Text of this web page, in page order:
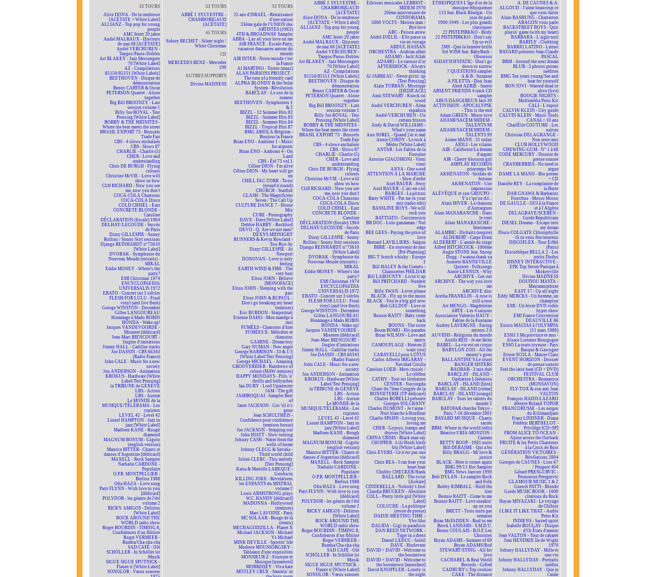
33 TOURS
Alice DONA - De la tendresse
[ACÉTATE + White Label]
ALLIANZ - Top pop for young
people
AMC feiert 20 jahre
André MALRAUX - Discours
de mai 68 [ACÉTATE]
André VERCHUREN -
Tangos/Pasos-Dobles
Art BLAKEY - Jazz Messengers
70 [White Label]
AZ - Compilations
85150/85151 [White Labels]
BEETHOVEN - Disque de
démonstration
Benny CARTER & Oscar
PETERSON Quartet - Alone
together
Big Bill BROONZY - Last
session volume 1
Billy Joe ROYAL - Test
Pressing [White Label]
BOBBY & THE MIDNITES -
Where the beat meets the street
BRASIL EXPORT 73 - Brussels
Trade Fair
CBS - 4 slows enchaînés
CBS - Slows 87
CHARLIE - Charlie (5)
CHER - Love and
understanding
Chris DE BURGH - Flying
colours
Christine McVIE - Love will
show us how
Cliff RICHARD - Now you see
me, now you don't
COCA-COLA Chansons
COCA-COLA Disco
COLD CHISEL - East
CONCRETE BLONDE -
Caroline
DÉCLARATION (fiscale) 1964
DELHAY/LECOUDE - Succès
de Paris
Dizzy GILLESPIE - Sonny
Rollins / Sonny Stitt sessions
Django REINHARDT n°73610
[White Label]
DVORAK - Symphonie du
Nouveau Monde (extraits) -
MIKAL
Eddie MONEY - Where's the
party?
EMI Christmas 1974
ENCYCLOPAEDIA
UNIVERSALIS 1972
ERATO - Concert sur 3 siècles
FLESH FOR LULU - Final
vinyl (and live flesh)
George WINSTON - December
Gilles LANGOUREAU
Hommage à Mado ROBIN
HONDA - Wake up!
Jacques VANDEVOORDE -
Miserere [dédicacé]
Jean-Marc BIENCOURT -
Jingles d'imitations
Jimmy HALL - Cadillac tracks
Joe DASSIN - CBS 66343
(Radio France)
John CALE - Music for a new
society
Jon ANDERSON - Animation
KROKUS - Hardware [White
Label/Test Pressing]
la TRIBUNE de GENÈVE
LBS - Action
LBS - Aurum
Le MONDE de la
MUSIQUE/TÉLÉRAMA - Les
copieurs
LEVEL 42 - Level 42
Lionel HAMPTON - Jazz in
jazz [White Label]
Madleen KANE - Rough
diamond
MAGNUM BONUM - Gigolo
(english version)
Maurice BITTER - Chants et
danses d'Argentine [dédicacé]
MAXELL - Rock Sampler
Nathalie CARDONE -
Populaire
O.P.R. MONTPELLIER -
Berlioz 1988
Ofra HAZA - Love song
Patti FLYNN - With love to you
[dédicacé]
POLYDOR - les géants de l'été
volume 2
RICKY AMIGOS - Delirios
[White Label]
ROCK AROUND THE
WORLD radio show
Roger BOURDIN - TIMING 8,
Confidences d'un flûtiste
Roger VERMEER -
Rumba/Cha-cha-cha
SAD CAFÉ - Olé
SCHÖLLER - In Schöller ist
Musik
SIGUE SIGUE SPUTNICK -
Flaunt it [White Label]
SONOLOR - Vœux sonores
33 TOURS
ABBÉ J. SYLVESTRE -
CHAMBORIGAUD
[ACÉTATE]
45 TOURS
Sidney BECHET - Silent night /
White Christmas
CD
MERCEDES BENZ - Mercedes
190
AUTRES SUPPORTS
Divine MADNESS
33 TOURS
25 ans d'ISRAËL - Renaissance
d'une nation
33ème gala de l'UNION des
ARTISTES (1963)
4TH & BROADWAY Sampler
ABBA - Lay all your love on me
AIR FRANCE - Escale-Party,
vacances dansantes autour du
monde
AIR INTER - Notre monde c'est
la France
Al MARTINO - Torero (maxi)
ALAN PARSONS PROJECT -
The turn of a friendly card
ALPHA BLONDY & the Solar
System - Révolution
BARCLAY - Le son de la
rumeur
BEETHOVEN - Symphonies 1
& 2
BIZZL - 12 Sommer Hits 82
BIZZL - Sommer Hits 83
BIZZL - Sommer Hits 84
BIZZL - Tropical Hits 87
BMG ARIOLA Belgium -
Bonjour la France
Brian ENO - Ambient 1 - Music
for airports
Brian ENO - Ambient 4 - On
Land
CBS - Été 73 vol.1
Céline DION - I'm alive
Céline DION - My heart will go
on
CHILL FAC-TORR - Twist
(round'n'round)
CHURCH - Starfish
CLASH - The Magnificent
Seven / The Call Up
CULTURE DANCE 7 - House
Mix
CURE - Pornography
DAVE - Dave [White Label]
Debbie HARRY - Rockbird
DEVO - Q: Are we not men?
DEXYS MIDNIGHT
RUNNERS & Kevin Rowland -
Too-Rye-Ay
Dizzy GILLESPIE - At
Newport
DONOVAN - Love is only
feeling
EARTH WIND & FIRE - The
very best
Elton JOHN - Believe
[MONOFACE]
Elton JOHN - Sleeping with the
past
Elton JOHN & RUPAUL -
Don't go breaking my heart
(remixes)
Eric BURDON - Starportrait
Etienne DAHO - Mon manège à
moi
FUMÉES - Chansons d'hier
FUMÉES II - Mélodies et
chansons
GAMINE - Dream boy
Gary NUMAN - New anger
George HARRISON - 33 & 1/3
[White Label/Test Pressing]
George MICHAEL - Amazing
GROOVERIDER - Rainbows of
colour (MAW remixes)
HAPPY MONDAYS - Pills 'n'
thrills and bellyaches
Ian DURY - Lord Upminster
JAM - The gift
JAMIROQUAI - Sampler Best
of
Janet JACKSON - Got 'til it's
gone
Jean SCHULTHEIS -
Confidence pour confidence
(remixes house)
Joe JACKSON - Stepping out
John HIATT - Slow turning
Johnny CASH - Water from the
wells of home
Johnny CLEGG & Savuka -
Third world child
Julien CLERC - This melody
[Test Pressing]
Katia & Marielle LABEQUE -
Gershwin
KILLING JOKE - Revelations
les ENFANTS du MISTRAL
volume 2
Louis ARMSTRONG plays
W.C. HANDY [dédicacé]
MADONNA - Hollywood
(remixes)
Marc LAVOINE - Paris
MC SOLAAR - Bouge de là
(remix)
MECHAGODZILLA - Planet X
Michael JACKSON - Michael
Vs Michael
MINK DEVILLE - Sportin' life
Modeste MOUSSORGSKY -
Tableaux d'une exposition
MONSIEUR Z - Fourrure et
Musique [numéroté]
MORRISSEY - Viva hate
MÖTLEY CRÜE - Smokin' in
ABBÉ J. SYLVESTRE -
CHAMBORIGAUD
[ACÉTATE]
Alice DONA - De la tendresse
[ACÉTATE + White Label]
ALLIANZ - Top pop for young
people
AMC feiert 20 jahre
André MALRAUX - Discours
de mai 68 [ACÉTATE]
André VERCHUREN -
Tangos/Pasos-Dobles
Art BLAKEY - Jazz Messengers
70 [White Label]
AZ - Compilations
85150/85151 [White Labels]
BEETHOVEN - Disque de
démonstration
Benny CARTER & Oscar
PETERSON Quartet - Alone
together
Big Bill BROONZY - Last
session volume 1
Billy Joe ROYAL - Test
Pressing [White Label]
BOBBY & THE MIDNITES -
Where the beat meets the street
BRASIL EXPORT 73 - Brussels
Trade Fair
CBS - 4 slows enchaînés
CBS - Slows 87
CHARLIE - Charlie (5)
CHER - Love and
understanding
Chris DE BURGH - Flying
colours
Christine McVIE - Love will
show us how
Cliff RICHARD - Now you see
me, now you don't
COCA-COLA Chansons
COCA-COLA Disco
COLD CHISEL - East
CONCRETE BLONDE -
Caroline
DÉCLARATION (fiscale) 1964
DELHAY/LECOUDE - Succès
de Paris
Dizzy GILLESPIE - Sonny
Rollins / Sonny Stitt sessions
Django REINHARDT n°73610
[White Label]
DVORAK - Symphonie du
Nouveau Monde (extraits) -
MIKAL
Eddie MONEY - Where's the
party?
EMI Christmas 1974
ENCYCLOPAEDIA
UNIVERSALIS 1972
ERATO - Concert sur 3 siècles
FLESH FOR LULU - Final
vinyl (and live flesh)
George WINSTON - December
Gilles LANGOUREAU
Hommage à Mado ROBIN
HONDA - Wake up!
Jacques VANDEVOORDE -
Miserere [dédicacé]
Jean-Marc BIENCOURT -
Jingles d'imitations
Jimmy HALL - Cadillac tracks
Joe DASSIN - CBS 66343
(Radio France)
John CALE - Music for a new
society
Jon ANDERSON - Animation
KROKUS - Hardware [White
Label/Test Pressing]
la TRIBUNE de GENÈVE
LBS - Action
LBS - Aurum
Le MONDE de la
MUSIQUE/TÉLÉRAMA - Les
copieurs
LEVEL 42 - Level 42
Lionel HAMPTON - Jazz in
jazz [White Label]
Madleen KANE - Rough
diamond
MAGNUM BONUM - Gigolo
(english version)
Maurice BITTER - Chants et
danses d'Argentine [dédicacé]
MAXELL - Rock Sampler
Nathalie CARDONE -
Populaire
O.P.R. MONTPELLIER -
Berlioz 1988
Ofra HAZA - Love song
Patti FLYNN - With love to you
[dédicacé]
POLYDOR - les géants de l'été
volume 2
RICKY AMIGOS - Delirios
[White Label]
ROCK AROUND THE
WORLD radio show
Roger BOURDIN - TIMING 8,
Confidences d'un flûtiste
Roger VERMEER -
Rumba/Cha-cha-cha
SAD CAFÉ - Olé
SCHÖLLER - In Schöller ist
Musik
SIGUE SIGUE SPUTNICK -
Flaunt it [White Label]
SONOLOR - Vœux sonores
Éditions musicales LEBRIOT -
MIDEM 1970
20ème anniversaire de
CONFORAMA
5000 VOLTS - Motion man /
Bye love
ABC - Poison arrow
Abdel DJELIL - Elle passe sa
vie en voyage
ABDUL HASSAN
ORCHESTRA - Arabian affair
ADAMO - Inch'Allah
ADAMO - Le carosse d'or
AFTERSHOCK - Always
thinking
Al JARREAU - Never givin' up
[Test Pressing]
Alain TURBAN - Mystique
[DÉDICACÉ]
Amii STEWART - Knock on
wood
André VERCHUREN - Alma
española
André VERCHUREN - Un
certain frisson
Andy & David WILLIAMS -
What's your name
Ann SOREL - Quand j'ai si mal
Annie CORDY - Le rock à
Médor [White Label]
ANTAR - Les Fables de la
Fontaine
Antoine GIACOMONI - Vieni
vieni
ANYA - One word
ATTENTION À LA MARCHE
- Slow d'enfer
Axel BAUER - Jessy
Axel BAUER - L'arc-en-ciel
BARGES - La pitxuri
Barry WHITE - Put me in your
mix (radio edit)
BASSLINE BOYS - We will
rock you
BATTIATO - Cuccurucucu
BB DOC - Lolo ganzaman / Nul
edge
BEE GEES - Paying the price of
love
Bernard LAVILLIERS - Saïgon
BIBIE - En souvenir de moi
[Pré-Planning]
BIG T Scotch whisky - Europe
1
Bill HALEY & the Comets -
Chaussettes PHILDAR
Bill LABOUNTY - Livin'it up
Bill PRITCHARD - Number
five
Billy SWAN - Lover please
BLACK - Fly up to the moon
BLACK - You're a big girl now
Bob GELDOF - Love or
something
Bonnie RAITT - Baby come
back
BOONS - The score
Boum BOMO - Hit-parades
Brian WILSON - Love and
mercy
CAMOUFLAGE - Heaven (I
want you)
CARAVELLI pour LOTUS
Carlos Alberto IRIGARAY -
Navidad Criolla
Caroline LOEB - Mots croisés /
Le téléfon
CATHY - Tout est littérature
CENTER - Navsiegda
Chant du 7ème Congrès de la
BONNETERIE (TP dédicacé)
Charles BORELLI présente
Georges SOLCHANY
Charles DUMONT - Je t'aime /
Nuit blanche à Honfleur
Charlie SPAHN - Loving you,
loving me
CHER - Gypsys, tramps and
thieves [White Label]
CHINA CRISIS - Black man ray
CHOPPER - Lili/Heidi bleib
blu [White Label]
Chris EVERS - Ce n'est pas une
vie
Chris REA - I can hear your
heart beat
Chubby CHECKER/Hank
BALLARD - The twist
[Acétate]
CINDERELLA - Nobody's fool
Claudia BRÜCKEN - Absolute
COLL - Pretty little girl [White
Label]
COLUCHE - La politique
(revue de presse)
DADJE MEETING TIME -
Ybo libo
DALIDA - Gigi in paradisco
DAN REED NETWORK -
Tiger in a dress
Daniel LEDUC - Soleil
DAVE - Hurlevent
DAVID + DAVID - Welcome to
the boomtown
DAVID + DAVID - Welcome to
the boomtown [monoface]
David KNOPFLER - Lonely is
the night
ÉTHIOPIQUES L'âge d'or de la
musique éthiopienne
113 feat. Black Rénégat - Un
jour de paix
1900-1949 - Les plus grands
classiques
22 PISTEPIRKKO - Birdy
22 PISTEPIRKKO - Don't say
I'm so evil
2MS - Que la lumière brille
3rd WISH feat. BabyBash -
Obsesion
65DAYSOFSTATIC - Don't go
down to sorrow
7 QUESTIONS sampler
A & B - Suzanne
A FILETTA - Don Juan
Abed AZRIÉ - Suerte
ABSENT FRIENDS 4 track CD
sampler
ABUS DANGEREUX face 39
ACTIVISION - APOCALYPSE
- This is the end
Adam GREEN - Minor love
ADAMI/SACEM/MIDEM -
TALENTS 98
ADAMI/SACEM/MIDEM -
TALENTS 99
Aimee MANN - 31 today
AÏOLI - Les vilains
AIR - Californie/La femme
d'argent
AIR - Cherry blossom girl
AIRPLAY RECORDS
printemps 94
AKHENATON - Soldats de
fortune
AKHENATON - Une
impression
ALÉVÊQUE et son GROUPO -
Y'a c'qu'on dit...
Alain HIVER - La chanson
d'Antraigues
Alain MANARANCHE - Dans
le vent
Alain MANARANCHE -
Sentiment
ALAMBIC - Dichaïtz (respire)
ALDEBERT - Carpe Diem
ALDEBERT - L'année du singe
Alfred HITCHCOCK - 100ème
Angie STONE feat. Snoop
Dogg - I wanna thank ya
Annette BANNEVILLE
Quintet - Folksongs
Annie LENNOX - Why
ARCHIVE - Get out
ARCHIVE - The way you love
me
ARCHIVE:disc
Aretha FRANKLIN - A rose is
still a rose
Art MENGO - Magdeleine
ARTE - Les 4 saisons
Association Valentin HAÜY -
Fables de la Fontaine
Audrey LAVERGNE - Facing
mirrors 2.0
AUVIDIS - Religions du monde
Axelle RED - Je me fâche
BABEL - La vie est un cirque
BABYLON ZOO - All the
money's gone
BALLANTINE'S Le rituel
BANGER SISTERS
BAOBAB - 3 mix dub
BARCLAY - ISLAND -
Opération Libération
BARCLAY - ISLAND [bleu]
BARCLAY - ISLAND [crème]
BARCLAY - ISLAND [orange]
BARCLAY - Tous les talents du
monde 2
BATOFAR cherche Tokyo -
Paris 7-16 décembre 2001
BAYARD MUSIQUE - Chants
sacrés
BBM - Where in the world (edit)
Béatrice URIA-MONZON -
Carmen
BETTY BOOP - 1001 nuits
Bill DERAIME - Qui a bu
Billy BRAGG - Mr love &
justice
BLACK - Here it comes again
BMG 99/11 Hot Sampler
BMG News Janvier 1999
Bob DYLAN - Le sampler Rock
and Folk
Bobby KIMBALL - Hold the
line
Bonnie RAITT - Come to me
Bonnie RAITT - Love sneakin'
up on you
BRETT - Trois nuits par
semaine
Brian McFADDEN - Real to me
Brock LANDARS - S.M.D.U.
Bruno COULAIS - B.O.F. Les
Choristes
Bryan ADAMS - Summer of 69
Bryan ADAMS/Rod
STEWART/STING - All for
love
CACHAREL & Real World
Records - Gifted
CADBURY's Top cookies
CAKE - The distance
A. DE CAUNES & A.
ALGOUD - J'aime beaucoup ce
que vous faites
Alain BASHUNG - Chatterton
ARAGON vous parle
BACKSTREET BOYS - Quit
playin' game (with my heart)
BARBARA - L'aigle noir
BARFLY - Clubbing
BARRIO LATINO - Latino
BAYARD présente Jean-Claude
PASCAL
BBM - Around the next dream
BLUR - 3 photos promo
inédites
BMG Ten years young/See and
hear for yourself
BON JOVI - Wanted dead or
alive (live)
BOOGIE NIGHTS -
Multimédia Press Kit
CALI - L'espoir
CALVIN KLEIN - City guide
CALVIN KLEIN - Music Tools
CANAL+ 10 ans
CharlÉlie COUTURE - Les
naïves
Christian DELAGRANGE -
Non reste moi
CLUB HOLLYWOOD
CHEWING-GUM - N° 1 à 68
CODE MERCURY - Dossier de
presse sonore
CRANBERRIES - No need to
argue
DAME LA MANO - Bio promo
+ CD
Danièle REY - La complainte de
la Butte
DAR GNAWA & Barbarins
Fourchus - Mosso Mosso
DE GAULLE - OUI à la France
et à l'Algérie
DELAGRAVE/SCEREN -
Guide Républicain
DIESEL Dreams - Escape into
my dream
Disco COLGATE Chlorophylle
- Si tu veux être heureux
DISCOFLEX - Tour Eiffel
(Paris)
Discothèque BELLA 2 - Les
petits Dudus
DISNEY INTERACTIVE -
EPK Top Secret/Panique à
Mickeyville
Divine MADNESS
DOUDOU MASTA -
Mastamorphoze
EAST 17 - Up all night
Eddy MERCKS - Un homme, un
champion
EMI - Un hiver DVD vidéo
hyper show
EMI France Convention
DEAUVILLE 86
Enrico MACIAS à l'OLYMPIA
(11 mars 1980)
ESSO 3 Ma province et moi -
Alsace Lorraine Bourgogne
ESSO La route joyeuse - Pays
Basque & Gascogne
Ettore SCOLA - Master Class
EVENT HORIZON - Dossier
de presse sonore
Feel the latin beat (CD + DVD)
FESTIVAL CLUB
ORCHESTRA - Romantica
(MONSAVON)
FLY-TOX & son ami Jean
VALTON
François HADJI-LAZARO
détexte Roland TOPOR
FRANCORUSSE - Les neiges
du Kilimandjaro
Franz LINDNER - Diana
Frédéric BERTHELOT -
Privilège [CD+SP]
FROM ALICE TO OCEAN -
Alone across the Outback
FRUITÉ & les Petits Chanteurs
à la Croix de Bois
GÉNÉRATION VICTOIRES -
Révélations 2004
Georges de CAUNES - Lion 67
/ Peugeot 404
Gérard PRESGURVIC -
Prononcez Presgurvic
GLAMOUR MUSIC 1 & 2
Guesch PATTI - Blonde
Guide MUSIC BOOK - 1000
citations du Rock
Hayao MIYAZAKI - Le voyage
de Chihiro
I LIKE IT LIKE THAT - Audio
Press Kit
INDIENS - Sacred spirit
Isabelle BOULAY - Disque
d'Or États d'amour
Jean VALTON - Tour de cabaret
Jimi HENDRIX île de Wight
1970
Johnny HALLYDAY - Mille et
une vie
Johnny HALLYDAY - Portraits
inédits
Johnny HALLYDAY - Que je
t'aime